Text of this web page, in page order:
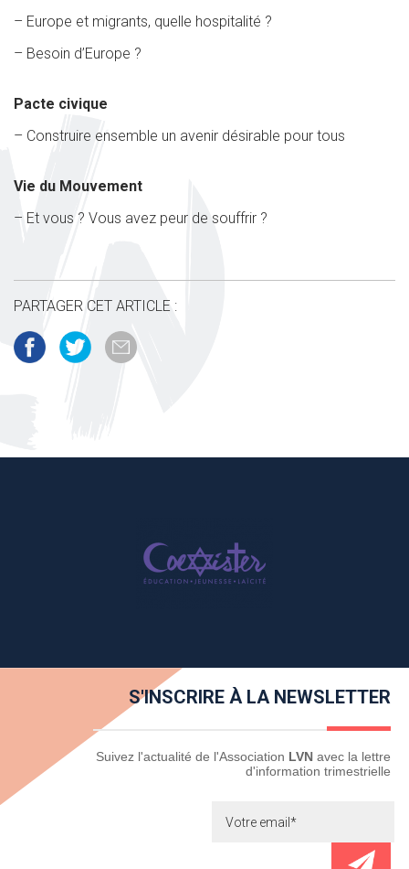
– Europe et migrants, quelle hospitalité ?
– Besoin d’Europe ?
Pacte civique
– Construire ensemble un avenir désirable pour tous
Vie du Mouvement
– Et vous ? Vous avez peur de souffrir ?
PARTAGER CET ARTICLE :
S'INSCRIRE À LA NEWSLETTER
Newsletter Suivez l'actualité de l'Association LVN avec la lettre
d'information trimestrielle